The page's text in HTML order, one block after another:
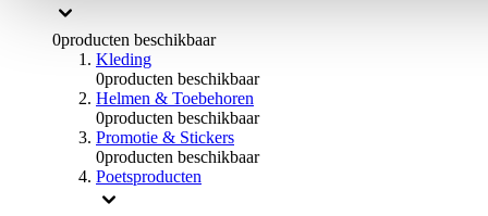
0producten beschikbaar
Kleding
0producten beschikbaar
Helmen & Toebehoren
0producten beschikbaar
Promotie & Stickers
0producten beschikbaar
Poetsproducten